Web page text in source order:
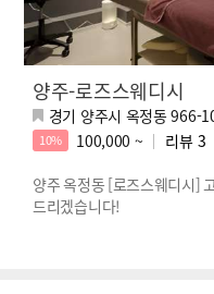
양주-로즈스웨디시
경기 양주시 옥정동 966-
10% 100,000 ~ 리뷰 3
양주 옥정동 [로즈스웨디시]
드리겠습니다!